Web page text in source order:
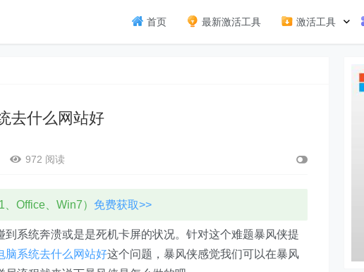
首页 最新激活工具 激活工具
去什么网站好
972 阅读
Office、Win7） 免费获取>>
系统奔溃或是是死机卡屏的状况。针对这个难题暴风侠提
脑系统去什么网站好这个问题，暴风侠感觉我们可以在暴风